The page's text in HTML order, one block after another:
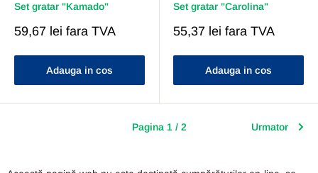
Set gratar "Kamado"
Pret
59,67 lei fara TVA
Adauga in cos
Set gratar "Carolina"
Pret
55,37 lei fara TVA
Adauga in cos
Pagina 1 / 2 Urmator